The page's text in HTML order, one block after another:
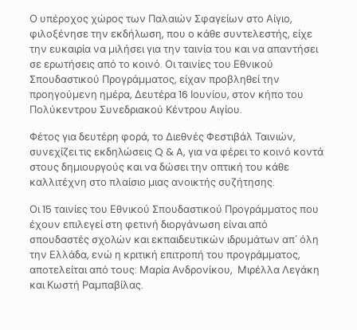
Ο υπέροχος χώρος των Παλαιών Σφαγείων στο Αίγιο,
φιλοξένησε την εκδήλωση, που ο κάθε συντελεστής, είχε
την ευκαιρία να μιλήσει για την ταινία του και να απαντήσει
σε ερωτήσεις από το κοινό. Οι ταινίες του Εθνικού
Σπουδαστικού Προγράμματος, είχαν προβληθεί την
προηγούμενη ημέρα, Δευτέρα 16 Ιουνίου, στον κήπο του
Πολύκεντρου Συνεδριακού Κέντρου Αιγίου.
Φέτος για δευτέρη φορά, το Διεθνές Φεστιβάλ Ταινιών,
συνεχίζει τις εκδηλώσεις Q & A, για να φέρει το κοινό κοντά
στους δημιουργούς και να δώσει την οπτική του κάθε
καλλιτέχνη στο πλαίσιο μιας ανοικτής συζήτησης.
Οι 15 ταινίες του Εθνικού Σπουδαστικού Προγράμματος που
έχουν επιλεγεί στη φετινή διοργάνωση είναι από
σπουδαστές σχολών και εκπαιδευτικών ιδρυμάτων απ΄ όλη
την Ελλάδα, ενώ η κριτική επιτροπή του προγράμματος,
αποτελείται από τoυς: Μαρία Ανδρονίκου, Μιρέλλα Λεγάκη
και Κωστή Ραμπαβίλας.